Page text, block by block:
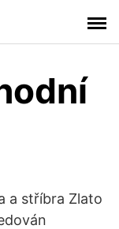
a stříbra Zlato